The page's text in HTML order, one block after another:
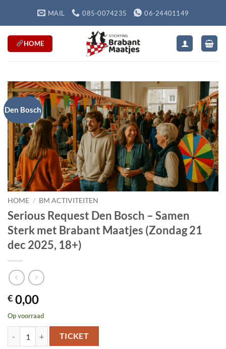
MAIL 085-0074235 06-24401149
HOME
Den Bosch
HOME / BM ACTIVITEITEN
Serious Request Den Bosch – Samen
Sterk met Brabant Maatjes (Zondag 21
dec 2025, 18+)
€ 0,00
Op voorraad
Serious Request Den Bosch – Samen Sterk met Brabant Maatjes
TICKET